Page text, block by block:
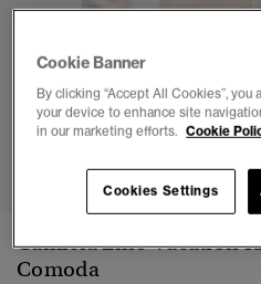
Camicia Lino Vacation
Comoda
Cookie Banner
By clicking “Accept All Cookies”,
your device to enhance site
in our marketing efforts. Cookie
Cookies Settings